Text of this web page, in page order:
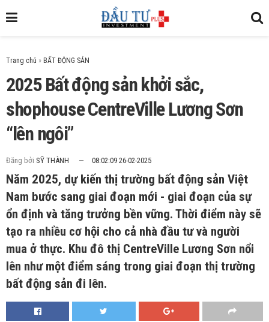
Trang chủ »
2025 Bất động sản khởi sắc,
shophouse CentreVille Lương Sơn
“lên ngôi”
Đăng bởi SỸ THÀNH 08:02:09 26-02-2025
Năm 2025, dự kiến thị trường bất động sản Việt
Nam bước sang giai đoạn mới - giai đoạn của sự
ổn định và tăng trưởng bền vững. Thời điểm này sẽ
tạo ra nhiều cơ hội cho cả nhà đầu tư và người
mua ở thực. Khu đô thị CentreVille Lương Sơn nổi
lên như một điểm sáng trong giai đoạn thị trường
bất động sản đi lên.